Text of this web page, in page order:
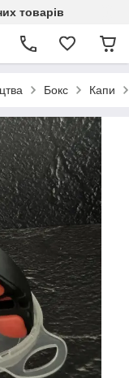
товарів
Бокс Капи